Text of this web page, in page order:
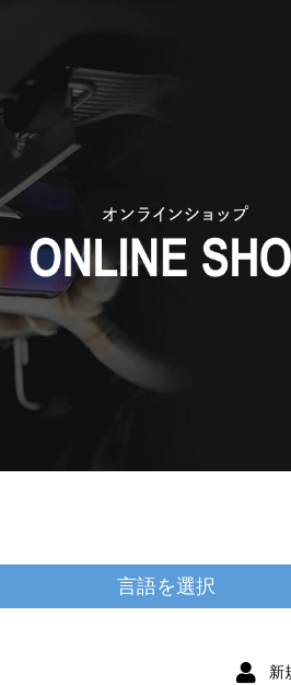
言語を選択
新